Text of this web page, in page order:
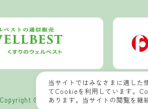
Copyright © 2022 Wellbest Nature
当サイトではみなさまに適した
てCookieを利用しています。
あります。当サイトの閲覧を継